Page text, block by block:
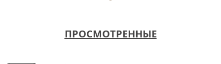
ПРОСМОТРЕННЫЕ